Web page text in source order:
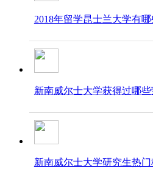
2018年留学昆士兰大学有
新南威尔士大学获得过哪些
新南威尔士大学研究生热